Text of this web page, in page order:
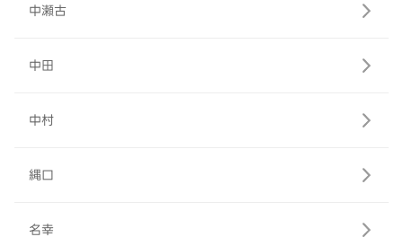
中瀬古
中田
中村
縄口
名幸